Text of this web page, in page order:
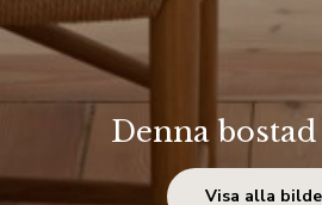
Denna
Visa alla